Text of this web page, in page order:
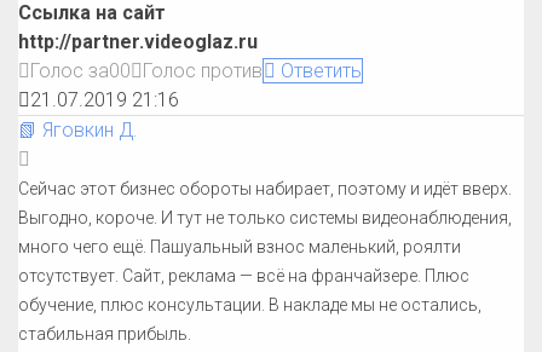
Ссылка на сайт
http://partner.videoglaz.ru
Голос за00 Голос против
Ответить
21.07.2019 21:16
📗 Яговкин Д.
Сейчас этот бизнес обороты набирает, поэтому и идёт вверх.
Выгодно, короче. И тут не только системы видеонаблюдения,
много чего ещё. Пашуальный взнос маленький, роялти
отсутствует. Сайт, реклама — всё на франчайзере. Плюс
обучение, плюс консультации. В накладе мы не остались,
стабильная прибыль.